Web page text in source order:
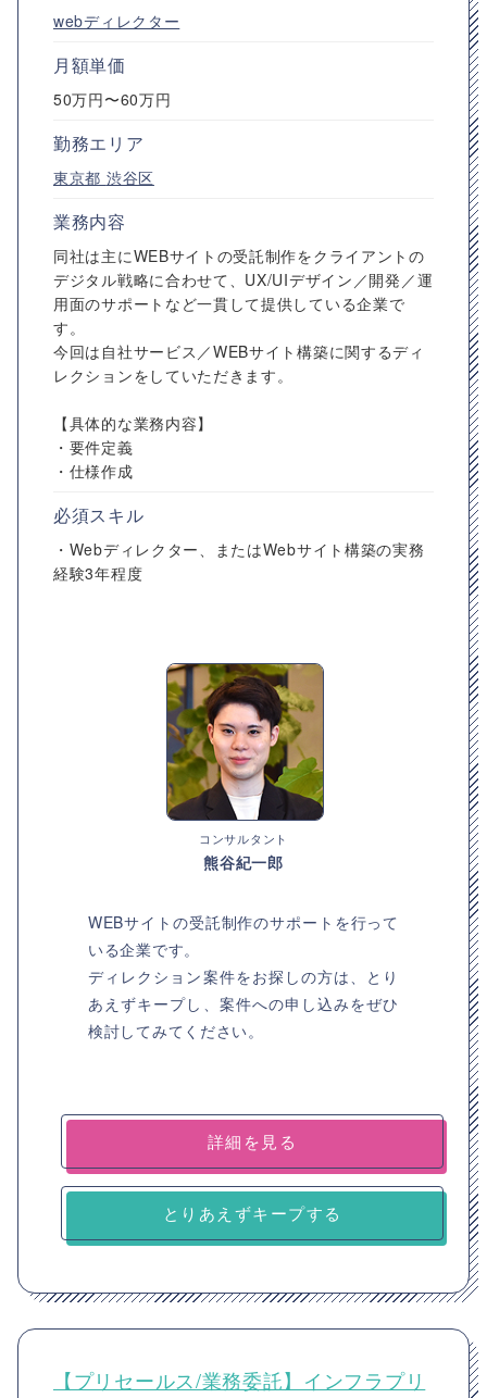
webディレクター
月額単価
50万円〜60万円
勤務エリア
東京都 渋谷区
業務内容
同社は主にWEBサイトの受託制作をクライアントの
デジタル戦略に合わせて、UX/UIデザイン／開発／運
用面のサポートなど一貫して提供している企業で
す。
今回は自社サービス／WEBサイト構築に関するディ
レクションをしていただきます。
【具体的な業務内容】
・要件定義
・仕様作成
必須スキル
・Webディレクター、またはWebサイト構築の実務
経験3年程度
コンサルタント
熊谷紀一郎
WEBサイトの受託制作のサポートを行って
いる企業です。
ディレクション案件をお探しの方は、とり
あえずキープし、案件への申し込みをぜひ
検討してみてください。
詳細を見る
とりあえずキープする
【プリセールス/業務委託】インフラプリ